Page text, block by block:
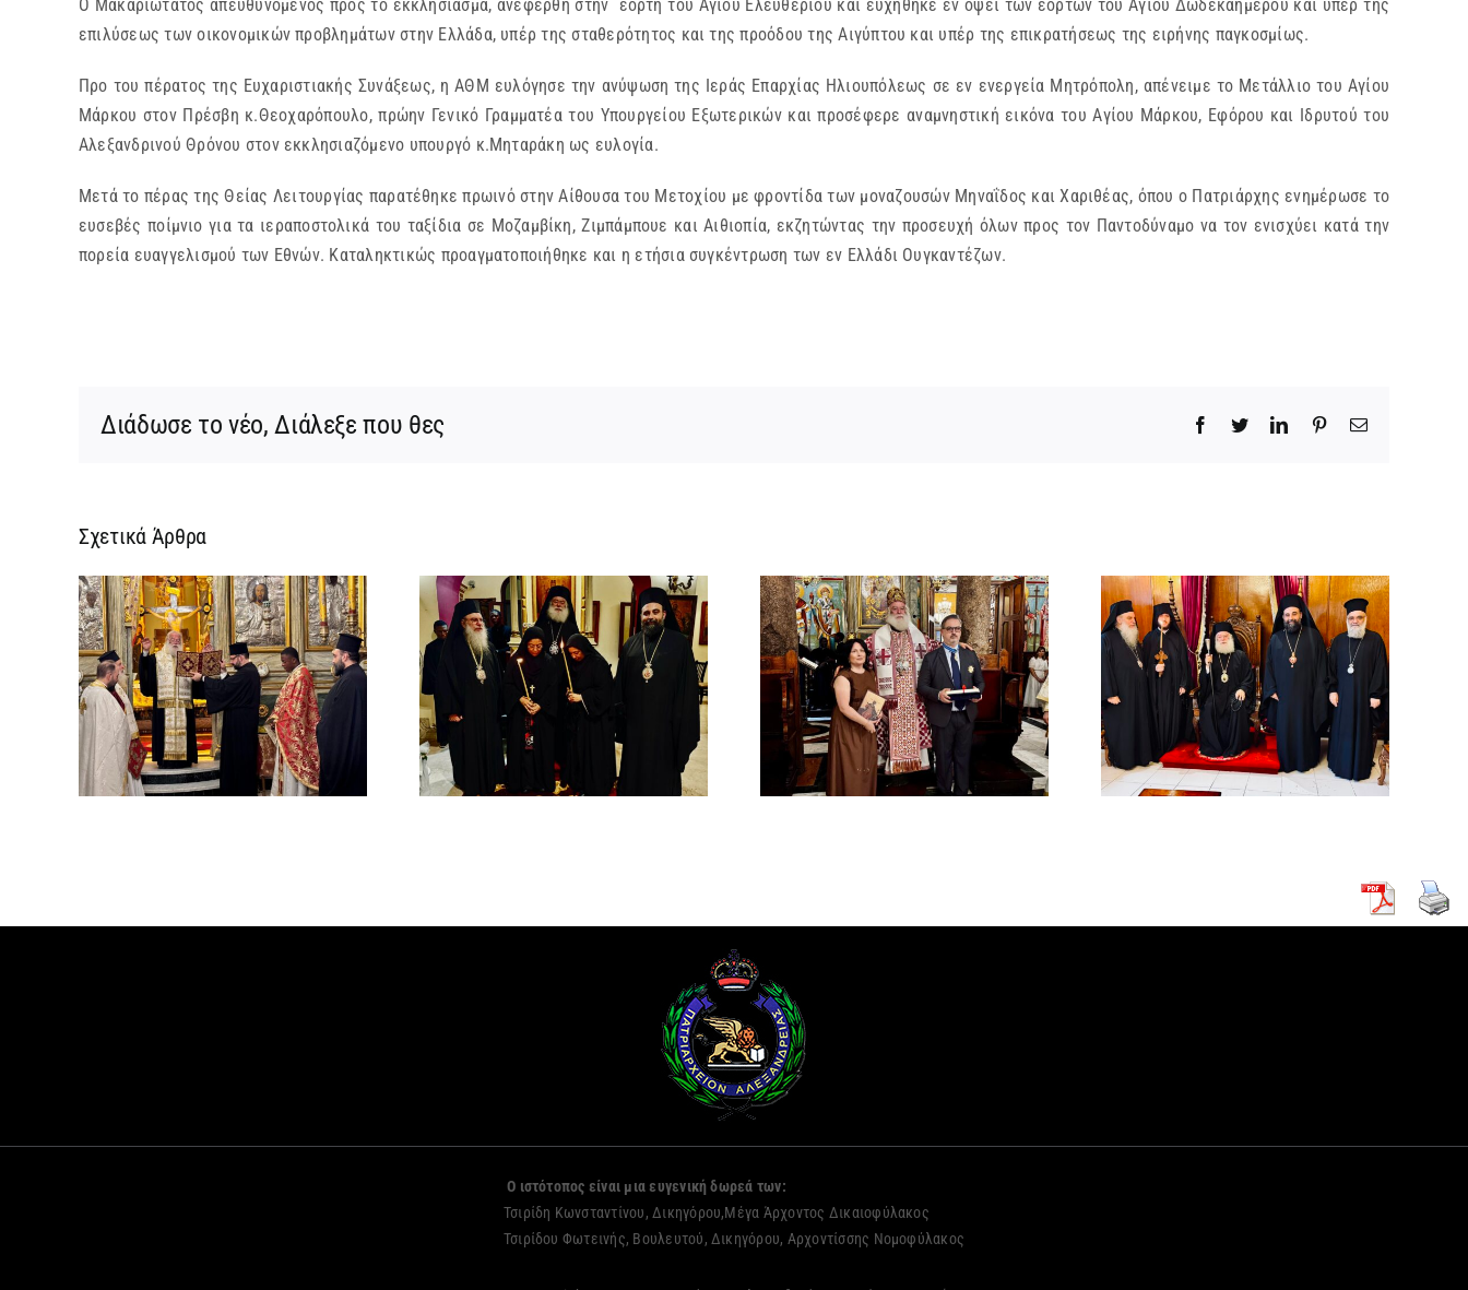
Ο Μακαριώτατος απευθυνόμενος προς το εκκλησίασμα, ανεφέρθη στην εορτή του Αγίου Ελευθερίου και ευχήθηκε εν όψει των εορτών του Αγίου Δωδεκαημέρου και υπέρ της
επιλύσεως των οικονομικών προβλημάτων στην Ελλάδα, υπέρ της σταθερότητος και της προόδου της Αιγύπτου και υπέρ της επικρατήσεως της ειρήνης παγκοσμίως.
Προ του πέρατος της Ευχαριστιακής Συνάξεως, η ΑΘΜ ευλόγησε την ανύψωση της Ιεράς Επαρχίας Ηλιουπόλεως σε εν ενεργεία Μητρόπολη, απένειμε το Μετάλλιο του Αγίου
Μάρκου στον Πρέσβη κ.Θεοχαρόπουλο, πρώην Γενικό Γραμματέα του Υπουργείου Εξωτερικών και προσέφερε αναμνηστική εικόνα του Αγίου Μάρκου, Εφόρου και Ιδρυτού του
Αλεξανδρινού Θρόνου στον εκκλησιαζόμενο υπουργό κ.Μηταράκη ως ευλογία.
Μετά το πέρας της Θείας Λειτουργίας παρατέθηκε πρωινό στην Αίθουσα του Μετοχίου με φροντίδα των μοναζουσών Μηναΐδος και Χαριθέας, όπου ο Πατριάρχης ενημέρωσε το
ευσεβές ποίμνιο για τα ιεραποστολικά του ταξίδια σε Μοζαμβίκη, Ζιμπάμπουε και Αιθιοπία, εκζητώντας την προσευχή όλων προς τον Παντοδύναμο να τον ενισχύει κατά την
πορεία ευαγγελισμού των Εθνών. Καταληκτικώς προαγματοποιήθηκε και η ετήσια συγκέντρωση των εν Ελλάδι Ουγκαντέζων.
Διάδωσε το νέο, Διάλεξε που θες Facebook
TwitterLinkedInPinterestEmail
Σχετικά Άρθρα
Ίδρυση Γυναικείας
Ιεράς Πατριαρχικής
Μονής και μοναχική
κουρά δύο νέων
μοναζουσών
Νέος Αρχιμανδρίτης
και Πατριαρχική Τιμή
στον Γενικό Πρόξενο
Αλεξανδρείας
Νέος Μοναχός στο
Πατριαρχείο
Αλεξανδρείας
Ο ιστότοπος είναι μια ευγενική δωρεά των:
Τσιρίδη Κωνσταντίνου, Δικηγόρου,Μέγα Άρχοντος Δικαιοφύλακος
Τσιρίδου Φωτεινής, Βουλευτού, Δικηγόρου, Αρχοντίσσης Νομοφύλακος